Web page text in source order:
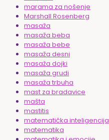
marama za nošenje
Marshall Rosenberg
masaža
masaža beba
masaža bebe
masaža desni
masaža dojki
masaža grudi
masaža trbuha
mast za bradavice
mašta
mastitis
matematička inteligencija
matematika